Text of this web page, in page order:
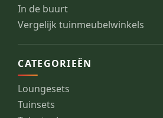
In de buurt
Vergelijk tuinmeubelwinkels
CATEGORIEËN
Loungesets
Tuinsets